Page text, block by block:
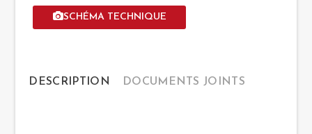
SCHÉMA TECHNIQUE
DESCRIPTION DOCUMENTS JOINTS